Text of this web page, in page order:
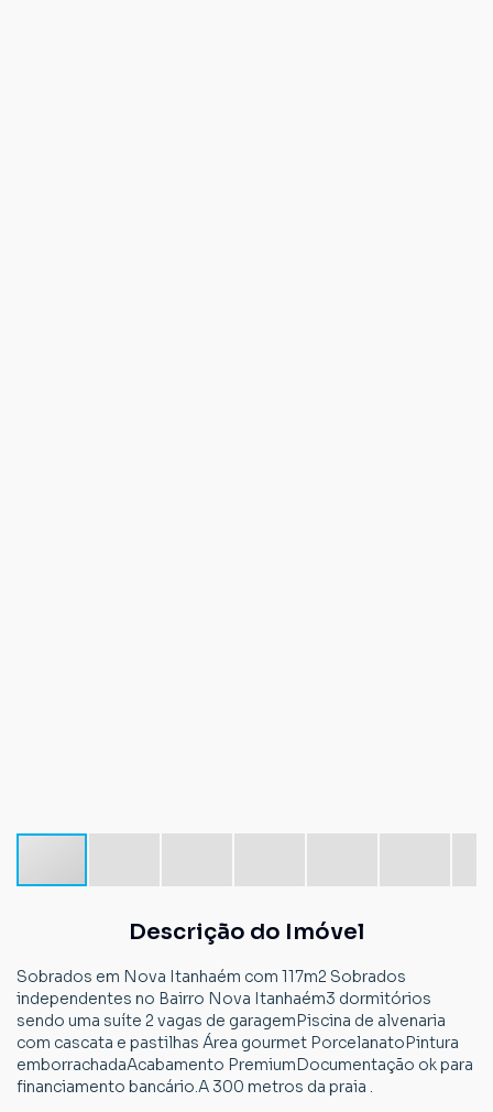
Descrição do Imóvel
Sobrados em Nova Itanhaém com 117m2 Sobrados
independentes no Bairro Nova Itanhaém3 dormitórios
sendo uma suíte 2 vagas de garagemPiscina de alvenaria
com cascata e pastilhas Área gourmet PorcelanatoPintura
emborrachadaAcabamento PremiumDocumentação ok para
financiamento bancário.A 300 metros da praia .